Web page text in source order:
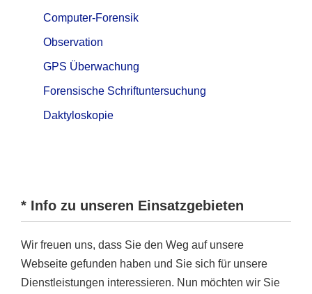
Computer-Forensik
Observation
GPS Überwachung
Forensische Schriftuntersuchung
Daktyloskopie
* Info zu unseren Einsatzgebieten
Wir freuen uns, dass Sie den Weg auf unsere
Webseite gefunden haben und Sie sich für unsere
Dienstleistungen interessieren. Nun möchten wir Sie